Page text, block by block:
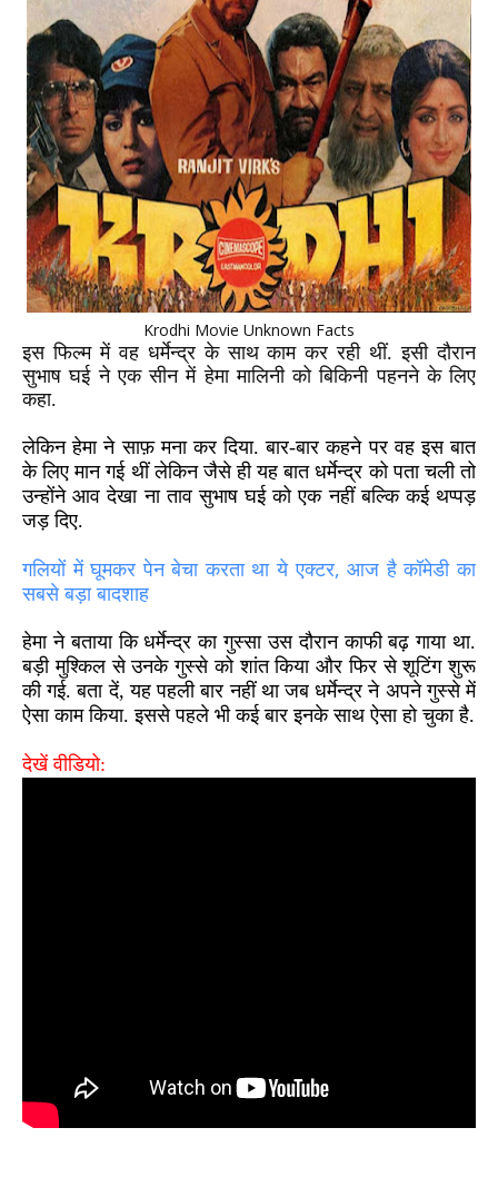
Krodhi Movie Unknown Facts
इस फिल्म में वह धर्मेन्द्र के साथ काम कर रही थीं. इसी दौरान
सुभाष घई ने एक सीन में हेमा मालिनी को बिकिनी पहनने के लिए
कहा.
लेकिन हेमा ने साफ़ मना कर दिया. बार-बार कहने पर वह इस बात
के लिए मान गई थीं लेकिन जैसे ही यह बात धर्मेन्द्र को पता चली तो
उन्होंने आव देखा ना ताव सुभाष घई को एक नहीं बल्कि कई थप्पड़
जड़ दिए.
गलियों में घूमकर पेन बेचा करता था ये एक्टर,आज है कॉमेडी का
सबसे बड़ा बादशाह
हेमा ने बताया कि धर्मेन्द्र का गुस्सा उस दौरान काफी बढ़ गाया था.
बड़ी मुश्किल से उनके गुस्से को शांत किया और फिर से शूटिंग शुरू
की गई. बता दें, यह पहली बार नहीं था जब धर्मेन्द्र ने अपने गुस्से में
ऐसा काम किया. इससे पहले भी कई बार इनके साथ ऐसा हो चुका है.
देखें वीडियो: